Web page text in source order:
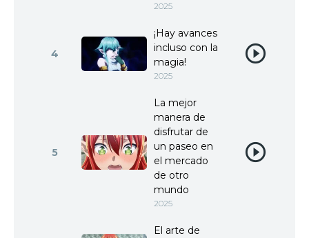
2025
4
¡Hay avances
incluso con la
magia!
2025
5
La mejor
manera de
disfrutar de
un paseo en
el mercado
de otro
mundo
2025
El arte de